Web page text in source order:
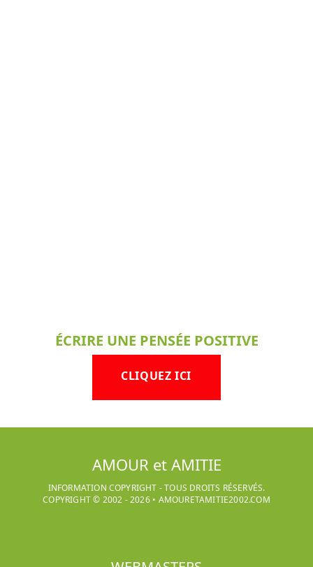
ÉCRIRE UNE PENSÉE POSITIVE
CLIQUEZ ICI
AMOUR et AMITIE
INFORMATION COPYRIGHT - TOUS DROITS RÉSERVÉS.
COPYRIGHT © 2002 -2026• AMOURETAMITIE2002.COM